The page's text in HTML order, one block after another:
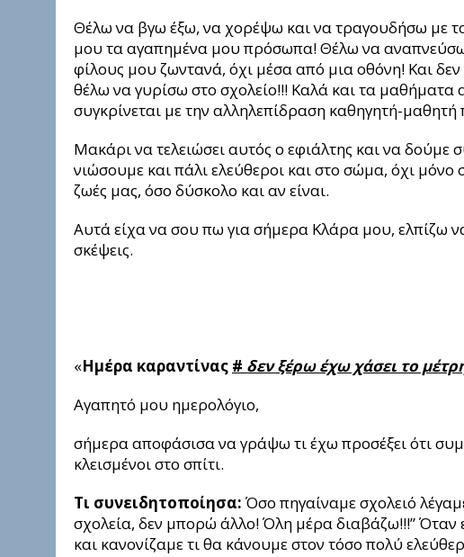
Θέλω να βγω έξω, να χορέψω και να τραγουδήσω με
μου τα αγαπημένα μου πρόσωπα! Θέλω να
φίλους μου ζωντανά, όχι μέσα από μια οθόνη! Και
θέλω να γυρίσω στο σχολείο!!! Καλά και τα
συγκρίνεται με την αλληλεπίδραση καθηγητή-
Μακάρι να τελειώσει αυτός ο εφιάλτης και να
νιώσουμε και πάλι ελεύθεροι και στο σώμα, όχι
ζωές μας, όσο δύσκολο και αν είναι.
Αυτά είχα να σου πω για σήμερα Κλάρα μου, ελπίζω
σκέψεις.
«Ημέρα καραντίνας # δεν ξέρω έχω χάσει το
Αγαπητό μου ημερολόγιο,
σήμερα αποφάσισα να γράψω τι έχω προσέξει ότι
κλεισμένοι στο σπίτι.
Τι συνειδητοποίησα: Όσο πηγαίναμε σχολειό
σχολεία, δεν μπορώ άλλο! Όλη μέρα διαβάζω!!!” Όταν
και κανονίζαμε τι θα κάνουμε στον τόσο πολύ